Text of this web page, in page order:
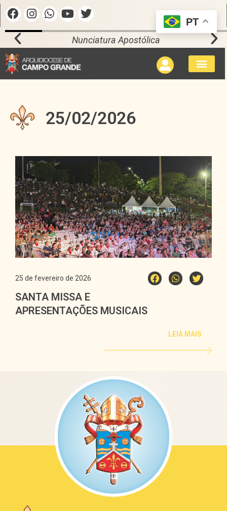
Nunciatura Apostólica
25/02/2026
25 de fevereiro de 2026
SANTA MISSA E
APRESENTAÇÕES MUSICAIS
LEIA MAIS
PT